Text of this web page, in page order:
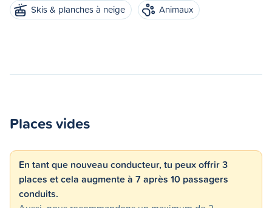
Skis & planches à neige
Animaux
Places vides
En tant que nouveau conducteur, tu peux offrir 3
places et cela augmente à 7 après 10 passagers
conduits.